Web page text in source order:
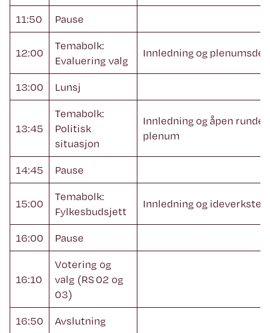
11:50
Pause
12:00
Temabolk:
Evaluering valg
Innledning og
13:00 Lunsj
13:45
Temabolk:
Politisk
situasjon
Innledning og åpen runde i
plenum
14:45 Pause
15:00
Temabolk:
Fylkesbudsjett
Innledning og ideverksted
16:00 Pause
16:10
Votering og
valg (RS 02 og
03)
16:50
Avslutning